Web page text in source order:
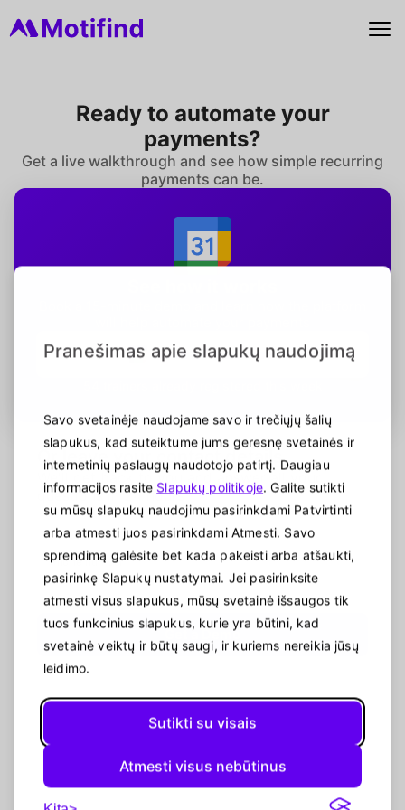
Pranešimas apie slapukų naudojimą
Savo svetainėje naudojame savo ir trečiųjų šalių
slapukus, kad suteiktume jums geresnę svetainės ir
internetinių paslaugų naudotojo patirtį. Daugiau
informacijos rasite Slapukų politikoje. Galite sutikti
su mūsų slapukų naudojimu pasirinkdami Patvirtinti
arba atmesti juos pasirinkdami Atmesti. Savo
sprendimą galėsite bet kada pakeisti arba atšaukti,
pasirinkę Slapukų nustatymai. Jei pasirinksite
atmesti visus slapukus, mūsų svetainė išsaugos tik
tuos funkcinius slapukus, kurie yra būtini, kad
svetainė veiktų ir būtų saugi, ir kuriems nereikia jūsų
leidimo.
Sutikti su visais
Atmesti visus nebūtinus
Ready to automate your
payments?
Get a live walkthrough and see how simple recurring
payments can be.
Book a Free Demo
Or leave your contact details
We'll get back to you and answer all your
questions in 24 hours
Email
Phone number
Get a Demo